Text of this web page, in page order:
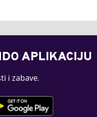
APLIKACIJU
i zabave.